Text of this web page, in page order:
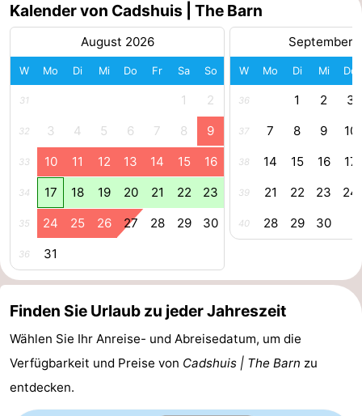
Radfahren
-
Wandern
-
Reiten
Golfplatze
Surfen
Sportangeln
Haifischzähne
Seehunden
Essen
und
Veranstaltungen
Forum
Kalender von Cadshuis | The Barn
August 2026
W Mo Di Mi Do Fr Sa So
31 1 2
32 3 4 5 6 7 8 9
33 10 11 12 13 14 15 16
34 17 18 19 20 21 22 23
35 24 25 26 27 28 29 30
36 31
September
W Mo Di Mi Do
36 1 2 3
37 7 8 9 10
38 14 15 16 17
39 21 22 23 24
40 28 29 30
Finden Sie Urlaub zu jeder Jahreszeit
Wählen Sie Ihr Anreise- und Abreisedatum, um die
Verfügbarkeit und Preise von Cadshuis | The Barn zu
entdecken.